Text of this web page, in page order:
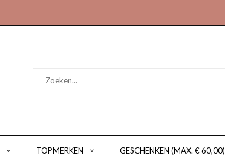
TOPMERKEN GESCHENKEN (MAX. € 60,00)